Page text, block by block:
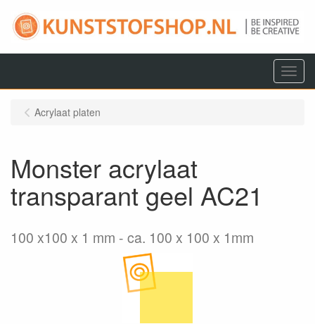
Menu
Acrylaat platen
Monster acrylaat
transparant geel AC21
100 x100 x 1 mm ca. 100 x 100 x 1mm